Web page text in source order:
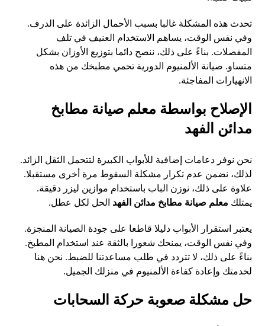
تحدث هذه المشكلة غالبا بسبب الأحمال الزائدة على الدرف.
وفي نفس الوقت، يساهم الاستخدام العنيف في تلف
المفصلات. بناءً على ذلك، ننصح دائما بتوزيع الأوزان بشكل
متساو. صيانة الألمنيوم الدورية تحمي مطبخك من هذه
الانهيارات المفاجئة.
الإصلاح بواسطة معلم صيانة مطابخ
مدائن الفهد
نحن نوفر دعامات إضافية للأبواب الكبيرة لتتحمل الثقل الزائد.
لذلك، نضمن عدم تكرار مشكلة السقوط مرة أخرى مستقبلا.
علاوة على ذلك، نوزن الباب باستخدام موازين ليزر دقيقة.
يمتلك معلم صيانة مطابخ مدائن الفهد الحل لكل عطل.
يعتبر استقرار الأبواب دليلا قاطعا على جودة الصيانة المنجزة.
وفي نفس الوقت، يمنحك شعورا بالثقة عند استخدام المطبخ.
بناءً على ذلك، لا تتردد في طلب مساعدتنا للضبط. نحن هنا
لخدمتك وإعادة كفاءة الألمنيوم في منزلك الجميل.
حل مشكلة صعوبة حركة السحابات